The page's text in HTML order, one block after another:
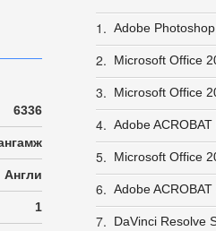
6336
Англи
1
1. Adobe
2. Microsoft Office
3.
4. Adobe
5.
6. Adobe ACROBAT
7. DaVinci Resolve